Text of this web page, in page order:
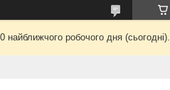
робочого дня (сьогодні).